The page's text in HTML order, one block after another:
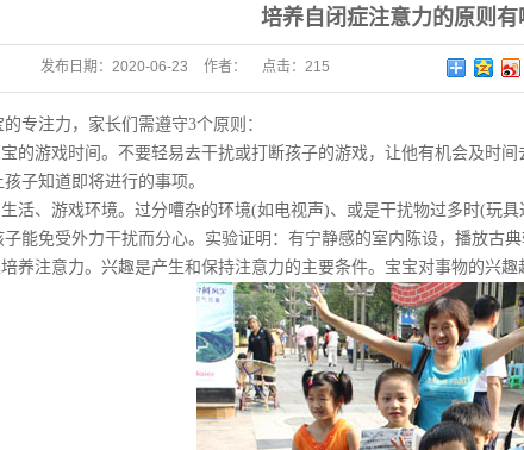
培养自闭症注意力的原
发布日期： 2020-06-23 作者： 点击： 215
专注力，家长们需遵守3个原则：
游戏时间。不要轻易去干扰或打断孩子的游戏，让他有机会及时间
子知道即将进行的事项。
、游戏环境。过分嘈杂的环境(如电视声)、或是干扰物过多时(玩具
能免受外力干扰而分心。实验证明：有宁静感的室内陈设，播放古典
注意力。兴趣是产生和保持注意力的主要条件。宝宝对事物的兴趣